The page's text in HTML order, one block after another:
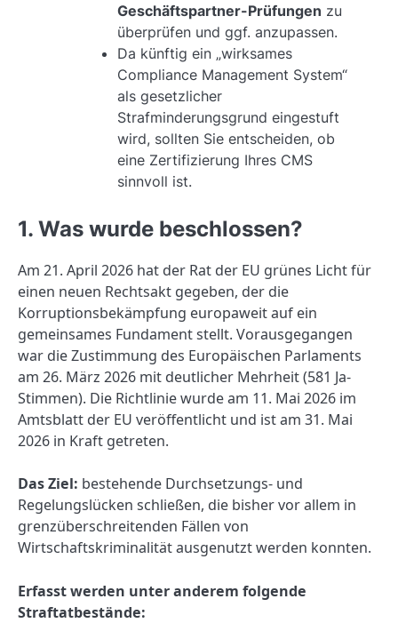
Geschäftspartner-Prüfungen zu
überprüfen und ggf. anzupassen.
Da künftig ein „wirksames
Compliance Management System“
als gesetzlicher
Strafminderungsgrund eingestuft
wird, sollten Sie entscheiden, ob
eine Zertifizierung Ihres CMS
sinnvoll ist.
1. Was wurde beschlossen?
Am 21. April 2026 hat der Rat der EU grünes Licht für
einen neuen Rechtsakt gegeben, der die
Korruptionsbekämpfung europaweit auf ein
gemeinsames Fundament stellt. Vorausgegangen
war die Zustimmung des Europäischen Parlaments
am 26. März 2026 mit deutlicher Mehrheit (581 Ja-
Stimmen). Die Richtlinie wurde am 11. Mai 2026 im
Amtsblatt der EU veröffentlicht und ist am 31. Mai
2026 in Kraft getreten.
Das Ziel: bestehende Durchsetzungs- und
Regelungslücken schließen, die bisher vor allem in
grenzüberschreitenden Fällen von
Wirtschaftskriminalität ausgenutzt werden konnten.
Erfasst werden unter anderem folgende
Straftatbestände: